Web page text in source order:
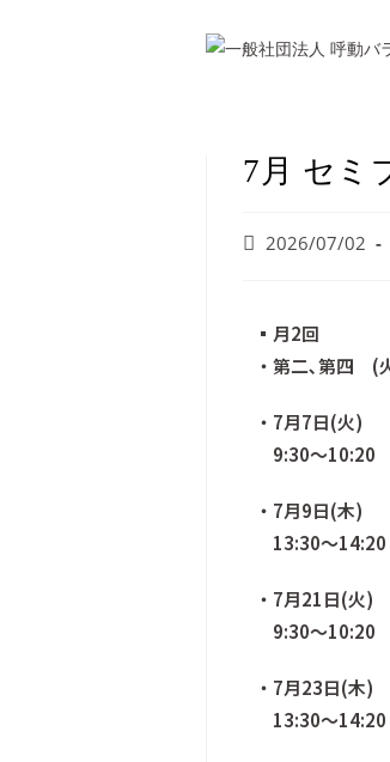
7月 セミ
2026/07/02
▪️月2回
・第二､第四 (
・7月7日(火)
9:30〜10:20
・7月9日(木)
13:30〜14:20
・7月21日(火)
9:30〜10:20
・7月23日(木)
13:30〜14:20